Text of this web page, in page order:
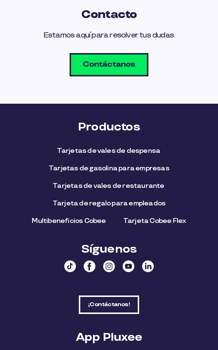
Contacto
Estamos aquí para resolver tus dudas.
Contáctanos
Productos
Tarjetas de vales de despensa
Tarjetas de gasolina para empresas
Tarjetas de vales de restaurante
Tarjeta de regalo para empleados​
Multibeneficios Cobee Tarjeta Cobee Flex
Síguenos
¡Contáctanos!
App Pluxee